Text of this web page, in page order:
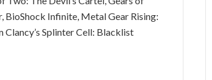
BioShock Infinite, Metal Gear Rising:
Clancy’s Splinter Cell: Blacklist